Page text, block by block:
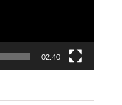
02:40